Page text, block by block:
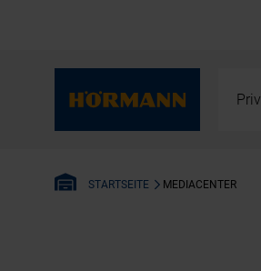
STARTSEITE MEDIACENTER